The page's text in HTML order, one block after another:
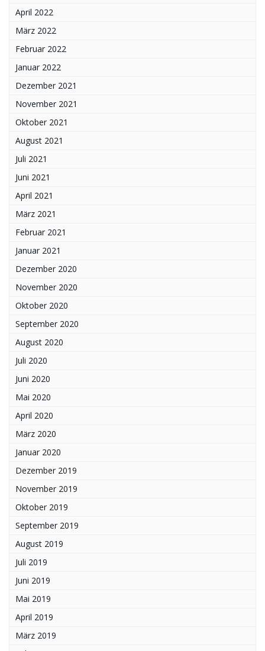
April 2022
März 2022
Februar 2022
Januar 2022
Dezember 2021
November 2021
Oktober 2021
August 2021
Juli 2021
Juni 2021
April 2021
März 2021
Februar 2021
Januar 2021
Dezember 2020
November 2020
Oktober 2020
September 2020
August 2020
Juli 2020
Juni 2020
Mai 2020
April 2020
März 2020
Januar 2020
Dezember 2019
November 2019
Oktober 2019
September 2019
August 2019
Juli 2019
Juni 2019
Mai 2019
April 2019
März 2019